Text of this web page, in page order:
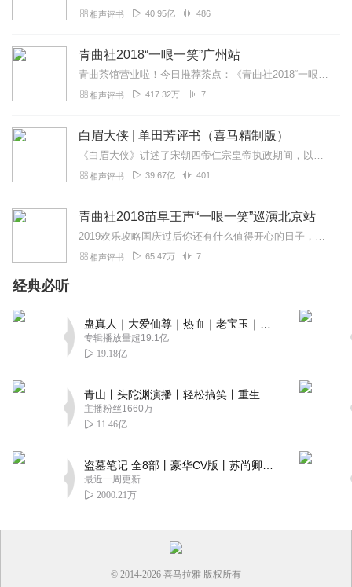
真无聊，最讨厌这种吹自己的主流相声演员。
2021-09-10
我想供给侧改革各个地方吃饭风车村
2021-04-14
补全了有可能获得优惠券奖励现在还剩二十个字还有十三个
字了就剩六个字了好了现在齐了
2020-10-21
没什么人喜欢是有道理的
回复 2020-09-08
太好听了，哈哈哈哈哈哈哈哈哈哈哈哈哈哈哈哈
回复 2020-06-22
相声评书 40.95亿 486
青曲社2018“一哏一笑”广州站
青曲茶馆营业啦！今日推荐茶点：《青曲社2018“一哏一笑”广州站》内涵《我爱秦腔》《二维码时代》《对诗》等爆笑相声更有“喵汪”高能包袱！更多惊喜待您细品~客官还...
相声评书 417.32万 7
白眉大侠 | 单田芳评书（喜马精制版）
《白眉大侠》讲述了宋朝四帝仁宗皇帝执政期间，以徐良、白云瑞为书胆，包括七侠、大五义、小五义、小七杰等众开封府校尉，在八王赵德芳、包拯、颜查散等清官的支持下，为保...
相声评书 39.67亿 401
青曲社2018苗阜王声“一哏一笑”巡演北京站
2019欢乐攻略国庆过后你还有什么值得开心的日子，开心的事！——显然没有元旦、春节什么的——显然等不起嗖嗖的北风，让你吃不了路边摊，喝不了冰啤酒，撸不了大肉串！...
相声评书 65.47万 7
经典必听
专辑播放量超19.1亿
19.18亿
主播粉丝1660万
11.46亿
最近一周更新
2000.21万
© 2014-2026 喜马拉雅 版权所有